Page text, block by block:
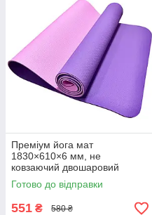
Преміум йога мат
1830×610×6 мм, не
ковзаючий двошаровий
килимок для фітнесу, TPE-
ТС, фіолетовий верх/
рожевий низ
Готово до відправки
551 ₴ 580 ₴